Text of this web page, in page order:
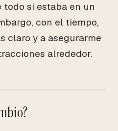
si estaba en un
con el tiempo,
claro y a asegurarme
alrededor.